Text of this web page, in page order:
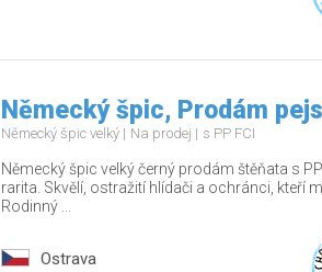
Německý špic, Prodám
Německý špic velký Na prodej s PP FCI
Německý špic velký černý prodám štěňata s
rarita. Skvělí, ostražití hlídači a ochránci, kteří
Rodinný ...
Ostrava